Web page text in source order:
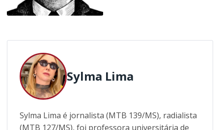
Sylma Lima
Sylma Lima é jornalista (MTB 139/MS), radialista
(MTB 127/MS), foi professora universitária de